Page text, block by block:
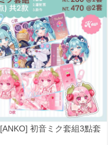
[ANKO] 初音ミク套組3點套